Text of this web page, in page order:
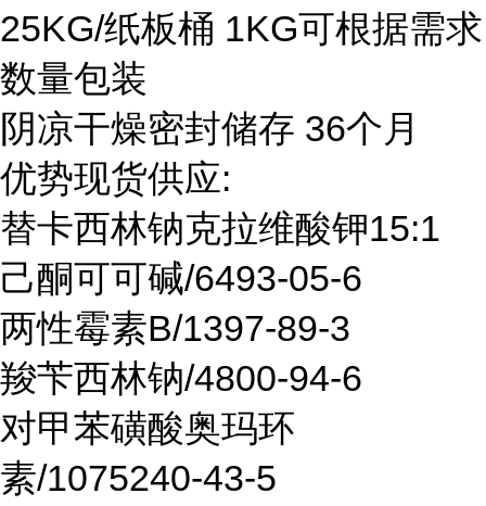
25KG/纸板桶 1KG可根据需求
数量包装
阴凉干燥密封储存 36个月
优势现货供应:
替卡西林钠克拉维酸钾15:1
己酮可可碱/6493-05-6
两性霉素B/1397-89-3
羧苄西林钠/4800-94-6
对甲苯磺酸奥玛环
素/1075240-43-5